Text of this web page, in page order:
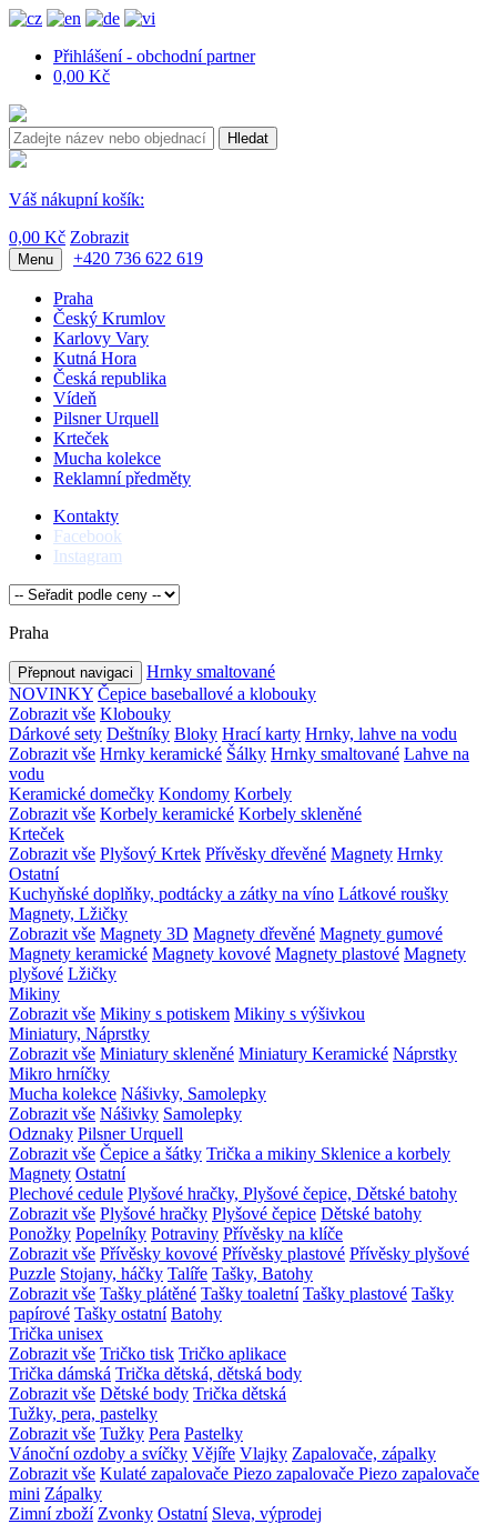
Přihlášení - obchodní partner
0,00 Kč
Hledat
Váš nákupní košík:
0,00 Kč Zobrazit
Menu +420 736 622 619
Praha
Český Krumlov
Karlovy Vary
Kutná Hora
Česká republika
Vídeň
Pilsner Urquell
Krteček
Mucha kolekce
Reklamní předměty
Kontakty
Facebook
Instagram
Praha
Přepnout navigaci
Hrnky smaltované
NOVINKY Čepice baseballové a klobouky
Zobrazit vše Klobouky
Dárkové sety Deštníky Bloky Hrací karty Hrnky, lahve na vodu
Zobrazit vše Hrnky keramické Šálky Hrnky smaltované Lahve na
vodu
Keramické domečky Kondomy Korbely
Zobrazit vše Korbely keramické Korbely skleněné
Krteček
Zobrazit vše Plyšový Krtek Přívěsky dřevěné Magnety Hrnky
Ostatní
Kuchyňské doplňky, podtácky a zátky na víno Látkové roušky
Magnety, Lžičky
Zobrazit vše Magnety 3D Magnety dřevěné Magnety gumové
Magnety keramické Magnety kovové Magnety plastové Magnety
plyšové Lžičky
Mikiny
Zobrazit vše Mikiny s potiskem Mikiny s výšivkou
Miniatury, Náprstky
Zobrazit vše Miniatury skleněné Miniatury Keramické Náprstky
Mikro hrníčky
Mucha kolekce Nášivky, Samolepky
Zobrazit vše Nášivky Samolepky
Odznaky Pilsner Urquell
Zobrazit vše Čepice a šátky Trička a mikiny Sklenice a korbely
Magnety Ostatní
Plechové cedule Plyšové hračky, Plyšové čepice, Dětské batohy
Zobrazit vše Plyšové hračky Plyšové čepice Dětské batohy
Ponožky Popelníky Potraviny Přívěsky na klíče
Zobrazit vše Přívěsky kovové Přívěsky plastové Přívěsky plyšové
Puzzle Stojany, háčky Talíře Tašky, Batohy
Zobrazit vše Tašky plátěné Tašky toaletní Tašky plastové Tašky
papírové Tašky ostatní Batohy
Trička unisex
Zobrazit vše Tričko tisk Tričko aplikace
Trička dámská Trička dětská, dětská body
Zobrazit vše Dětské body Trička dětská
Tužky, pera, pastelky
Zobrazit vše Tužky Pera Pastelky
Vánoční ozdoby a svíčky Vějíře Vlajky Zapalovače, zápalky
Zobrazit vše Kulaté zapalovače Piezo zapalovače Piezo zapalovače
mini Zápalky
Zimní zboží Zvonky Ostatní Sleva, výprodej